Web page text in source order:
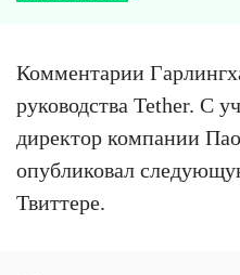
Комментарии
руководства Tether. С
директор компании
опубликовал
Твиттере.